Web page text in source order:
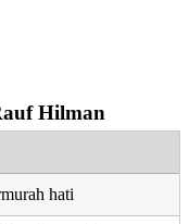
Hilman
hati